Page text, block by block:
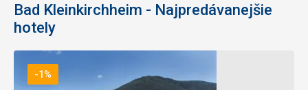
Bad Kleinkirchheim - Najpredávanejšie
hotely
-1%